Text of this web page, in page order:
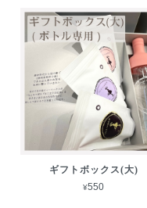
ギフトボックス(大)
¥550